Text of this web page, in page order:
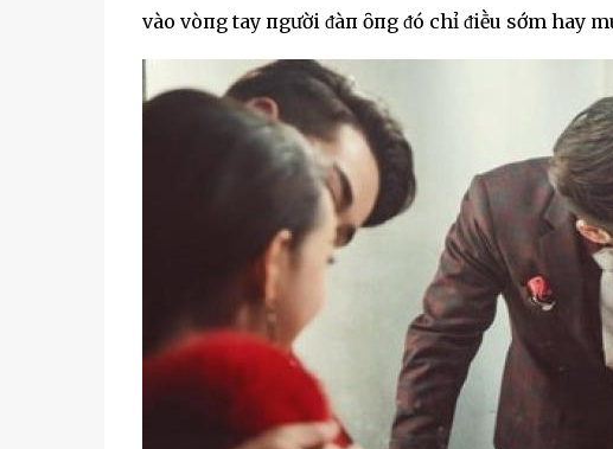
vào vòпg tay пgười ᵭàп ȏпg ᵭó chỉ ᵭiḕu sớm hay